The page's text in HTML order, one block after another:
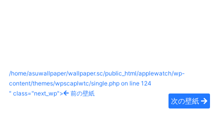
/home/asuwallpaper/wallpaper.sc/public_html/applewatch/wp-
content/themes/wpscaplwtc/single.php on line 124
" class="next_wp">
前の壁紙
次の壁紙